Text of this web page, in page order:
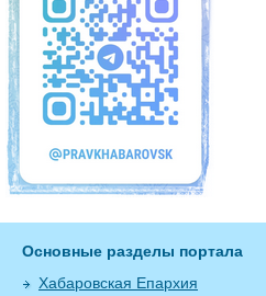
Основные разделы портала
Хабаровская Епархия